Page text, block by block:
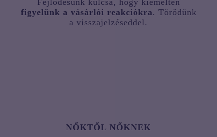
Fejlődésünk kulcsa, hogy kiemelten
figyelünk a vásárlói reakciókra. Törődünk
a visszajelzéseddel.
NŐKTŐL NŐKNEK